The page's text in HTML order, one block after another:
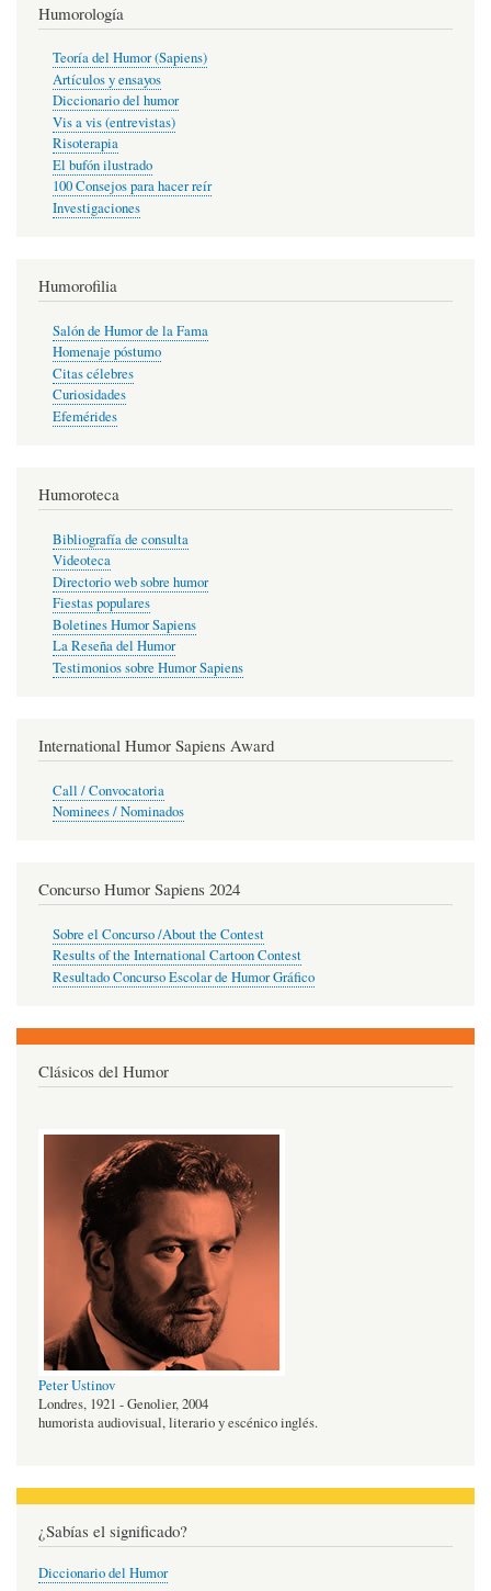
Humorología
Teoría del Humor (Sapiens)
Artículos y ensayos
Diccionario del humor
Vis a vis (entrevistas)
Risoterapia
El bufón ilustrado
100 Consejos para hacer reír
Investigaciones
Humorofilia
Salón de Humor de la Fama
Homenaje póstumo
Citas célebres
Curiosidades
Efemérides
Humoroteca
Bibliografía de consulta
Videoteca
Directorio web sobre humor
Fiestas populares
Boletines Humor Sapiens
La Reseña del Humor
Testimonios sobre Humor Sapiens
International Humor Sapiens Award
Call / Convocatoria
Nominees / Nominados
Concurso Humor Sapiens 2024
Sobre el Concurso /About the Contest
Results of the International Cartoon Contest
Resultado Concurso Escolar de Humor Gráfico
Clásicos del Humor
Peter Ustinov
Londres, 1921 - Genolier, 2004
humorista audiovisual, literario y escénico inglés.
¿Sabías el significado?
Diccionario del Humor